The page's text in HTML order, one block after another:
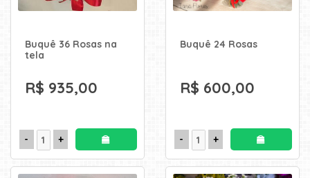
Buquê 36 Rosas na
tela
R$ 935,00
Buquê 24 Rosas
R$ 600,00